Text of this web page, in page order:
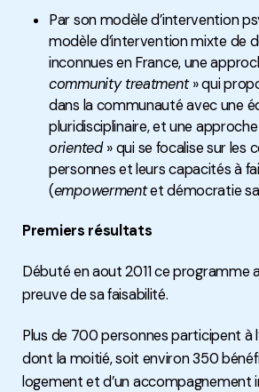
Par son modèle d’intervention
modèle d’intervention mixte de
inconnues en France, une
community treatment» qui
dans la communauté avec une
pluridisciplinaire, et une
oriented» qui se focalise sur les
personnes et leurs capacités à
(empowermentet démocratie
Premiers résultats
Débuté en aout 2011 ce programme
preuve de sa faisabilité.
Plus de 700 personnes participent à
dont la moitié, soit environ 350
logement et d’un accompagnement